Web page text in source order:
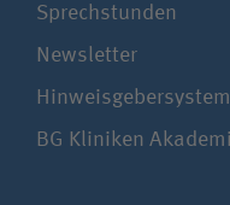
Sprechstunden
Newsletter
Hinweisgebersystem
BG Kliniken